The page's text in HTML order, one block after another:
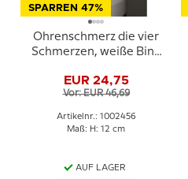
SPARREN 47%
Ohrenschmerz die vier
Schmerzen, weiße Bing
2209 oder 456
EUR 24,75
Vor: EUR 46,69
Artikelnr.: 1002456
Maß: H: 12 cm
AUF LAGER